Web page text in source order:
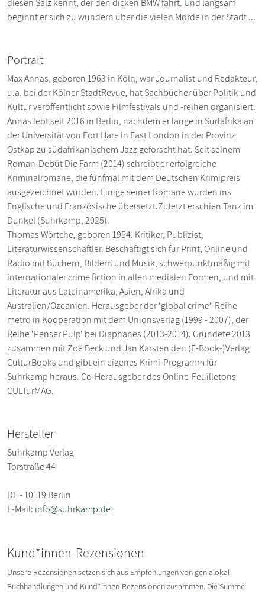
diesen Salz kennt, der den dicken BMW fährt. Und langsam
beginnt er sich zu wundern über die vielen Morde in der Stadt ...
Portrait
Max Annas, geboren 1963 in Köln, war Journalist und Redakteur,
u.a. bei der Kölner StadtRevue, hat Sachbücher über Politik und
Kultur veröffentlicht sowie Filmfestivals und -reihen organisiert.
Annas lebt seit 2016 in Berlin, nachdem er lange in Südafrika an
der Universität von Fort Hare in East London in der Provinz
Ostkap zu südafrikanischem Jazz geforscht hat. Seit seinem
Roman-Debüt Die Farm (2014) schreibt er erfolgreiche
Kriminalromane, die fünfmal mit dem Deutschen Krimipreis
ausgezeichnet wurden. Einige seiner Romane wurden ins
Englische und Französische übersetzt.Zuletzt erschien Tanz im
Dunkel (Suhrkamp, 2025).
Thomas Wörtche, geboren 1954. Kritiker, Publizist,
Literaturwissenschaftler. Beschäftigt sich für Print, Online und
Radio mit Büchern, Bildern und Musik, schwerpunktmäßig mit
internationaler crime fiction in allen medialen Formen, und mit
Literatur aus Lateinamerika, Asien, Afrika und
Australien/Ozeanien. Herausgeber der 'global crime'-Reihe
metro in Kooperation mit dem Unionsverlag (1999 - 2007), der
Reihe 'Penser Pulp' bei Diaphanes (2013-2014). Gründete 2013
zusammen mit Zoë Beck und Jan Karsten den (E-Book-)Verlag
CulturBooks und gibt ein eigenes Krimi-Programm für
Suhrkamp heraus. Co-Herausgeber des Online-Feuilletons
CULTurMAG.
Hersteller
Suhrkamp Verlag
Torstraße 44
DE - 10119 Berlin
E-Mail: info@suhrkamp.de
Kund*innen-Rezensionen
Unsere Rezensionen setzen sich aus Empfehlungen von genialokal-
Buchhandlungen und Kund*innen-Rezensionen zusammen. Die Summe